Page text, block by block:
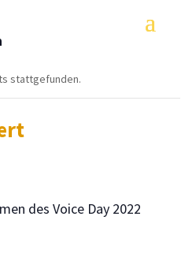
stattgefunden.
des Voice Day 2022